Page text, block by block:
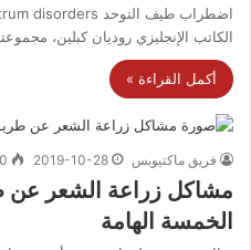
الكاتب الإنجليزي روديان كبلين،
أكمل القراءة »
فريق ماكتيوبس 2019-10-28
0
مشاكل زراعة الشعر عن
الخمسة الهامة